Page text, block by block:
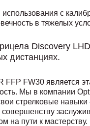
с
в тяжелых
Discovery
дистанциях.
FW30 является
Мы в компании
стрелковые
на пути к мастерству.